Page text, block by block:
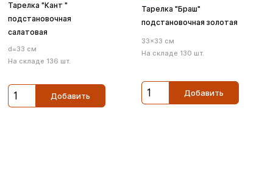
Тарелка "Кант "
подстановочная
салатовая
d=33 см
На складе 136 шт.
Добавить
Тарелка "Браш"
подстановочная золотая
33×33 см
На складе 130 шт.
Добавить